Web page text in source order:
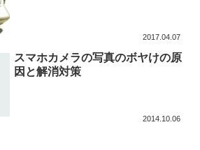
2017.04.07
スマホカメラの写真のボヤけの原
因と解消対策
2014.10.06